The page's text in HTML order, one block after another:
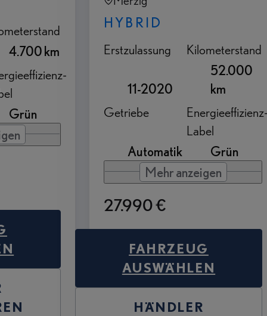
4.700 km
Grün
HYBRID
Erstzulassung
11-2020
Kilometerstand
52.000
km
Getriebe
Automatik
Label
Grün
Mehr anzeigen
27.990 €
FAHRZEUG
AUSWÄHLEN
HÄNDLER